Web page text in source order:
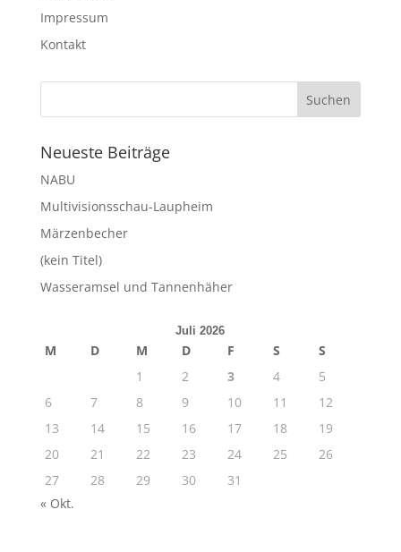
Impressum
Kontakt
Neueste Beiträge
NABU
Multivisionsschau-Laupheim
Märzenbecher
(kein Titel)
Wasseramsel und Tannenhäher
Juli 2026
M D M D F S
S
1
2 3 4
5
6
7 8 9 10 11
12
13
14 15 16 17 18
19
20
21 22 23 24 25
26
27
28 29 30
31
« Okt.